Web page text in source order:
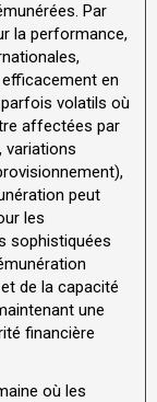
Par
la performance,
en
volatils où
affectées par
variations
peut
les
sophistiquées
de la capacité
une
financière
où les